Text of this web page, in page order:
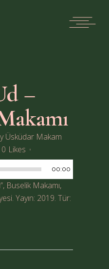
–
Üsküdar Makam
0 Likes
00:00
Buselik Makamı,
Yayın: 2019. Tür: